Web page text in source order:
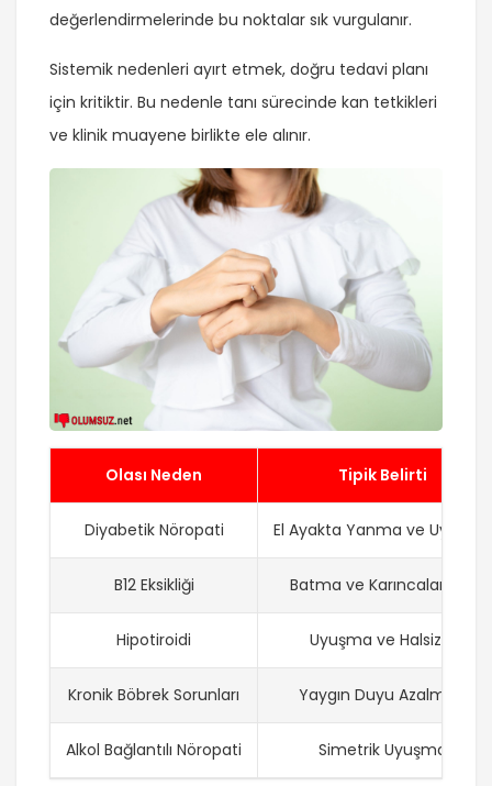
değerlendirmelerinde bu noktalar sık vurgulanır.
Sistemik nedenleri ayırt etmek, doğru tedavi planı
için kritiktir. Bu nedenle tanı sürecinde kan tetkikleri
ve klinik muayene birlikte ele alınır.
Olası Neden Tipik Belirti
Diyabetik Nöropati El Ayakta Yanma ve Uyuşma
B12 Eksikliği Batma ve Karıncalanma
Hipotiroidi Uyuşma ve Halsizlik
Kronik Böbrek Sorunları Yaygın Duyu Azalması
Alkol Bağlantılı Nöropati Simetrik Uyuşma